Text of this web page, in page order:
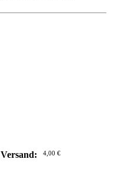
Versand: 4,00 €